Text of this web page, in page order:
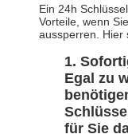
Ein 24h
Vorteile, wenn
aussperren. Hier
Egal zu
für Sie